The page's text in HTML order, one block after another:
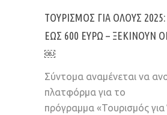
ΤΟΥΡΙΣΜΌΣ ΓΙΑ ΌΛΟΥΣ 2025:
ΈΩΣ 600 ΕΥΡΏ – ΞΕΚΙΝΟΎΝ
￼
Σύντομα αναμένεται να
πλατφόρμα για το
πρόγραμμα «Τουρισμός